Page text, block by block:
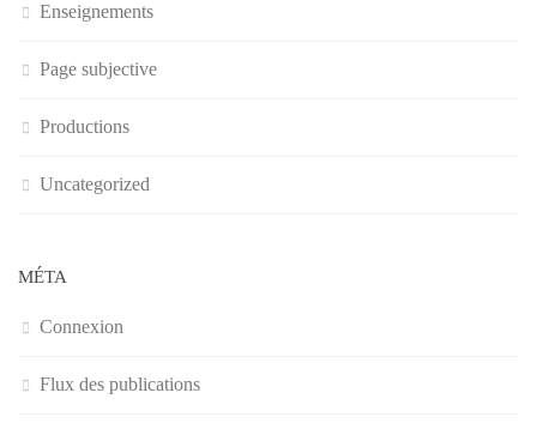
Enseignements
Page subjective
Productions
Uncategorized
MÉTA
Connexion
Flux des publications